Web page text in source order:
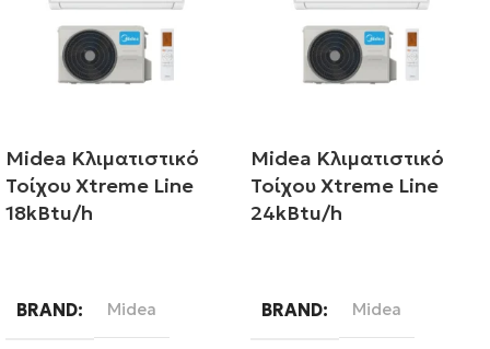
Midea Κλιματιστικό
Τοίχου Xtreme Line
18kBtu/h
BRAND Midea
Midea Κλιματιστικό
Τοίχου Xtreme Line
24kBtu/h
BRAND Midea